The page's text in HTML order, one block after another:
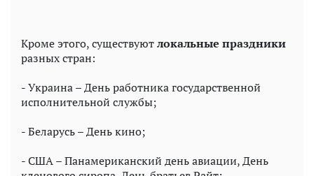
Кроме этого, существуютлокальные праздники
разных стран:
- Украина – День работника государственной
исполнительной службы;
- Беларусь – День кино;
- США – Панамериканский день авиации, День